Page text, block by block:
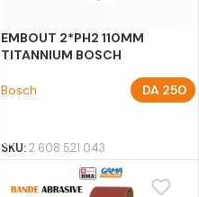
EMBOUT 2*PH2 110MM
TITANNIUM BOSCH
Bosch DA 250
SKU:2 608 521 043